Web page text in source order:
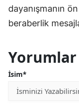
dayanışmanın
beraberlik
Yorumlar
İsim*